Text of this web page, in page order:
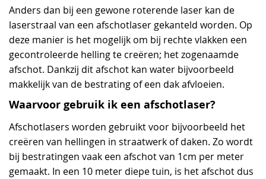
Anders dan bij een gewone roterende laser kan de
laserstraal van een afschotlaser gekanteld worden. Op
deze manier is het mogelijk om bij rechte vlakken een
gecontroleerde helling te creëren; het zogenaamde
afschot. Dankzij dit afschot kan water bijvoorbeeld
makkelijk van de bestrating of een dak afvloeien.
Waarvoor gebruik ik een afschotlaser?
Afschotlasers worden gebruikt voor bijvoorbeeld het
creëren van hellingen in straatwerk of daken. Zo wordt
bij bestratingen vaak een afschot van 1cm per meter
gemaakt. In een 10 meter diepe tuin, is het afschot dus